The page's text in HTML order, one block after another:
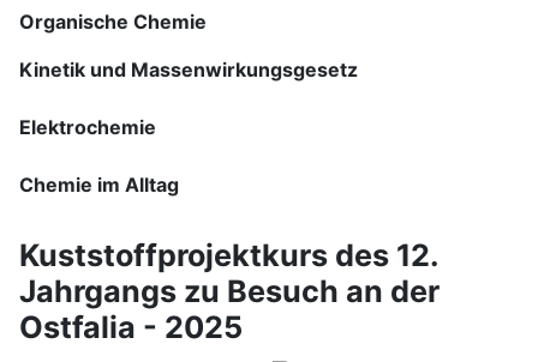
Organische Chemie
Kinetik und Massenwirkungsgesetz
Elektrochemie
Chemie im Alltag
Kuststoffprojektkurs des 12.
Jahrgangs zu Besuch an der
Ostfalia - 2025